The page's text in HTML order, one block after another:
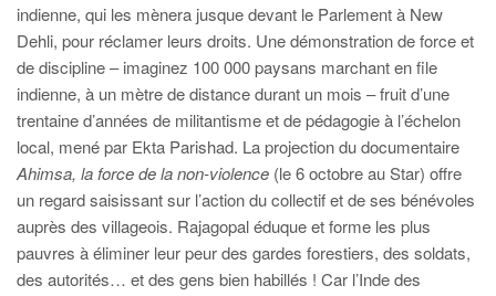
indienne, qui les mènera jusque devant le Parlement à New
Dehli, pour réclamer leurs droits. Une démonstration de force et
de discipline – imaginez 100 000 paysans marchant en file
indienne, à un mètre de distance durant un mois – fruit d’une
trentaine d’années de militantisme et de pédagogie à l’échelon
local, mené par Ekta Parishad. La projection du documentaire
Ahimsa, la force de la non-violence (le 6 octobre au Star) offre
un regard saisissant sur l’action du collectif et de ses bénévoles
auprès des villageois. Rajagopal éduque et forme les plus
pauvres à éliminer leur peur des gardes forestiers, des soldats,
des autorités… et des gens bien habillés ! Car l’Inde des